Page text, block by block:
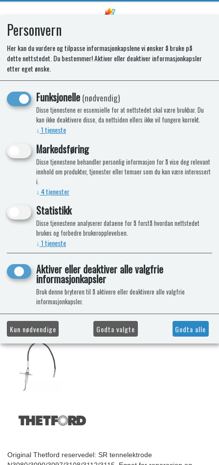
SR SPARK ELECTRODE
N3080/3090/3097/3108/3112/
Original Thetford reservedel: SR tennelektrode
Personvern
Her kan du vurdere og tilpasse informasjonkapslene vi ønsker å bruke på
dette nettstedet. Du bestemmer! Aktiver eller deaktiver informasjonkapsler
etter eget ønske.
Funksjonelle(nødvendig)
Disse tjenestene er essensielle for at nettstedet skal være brukbar. Du
kan ikke deaktivere disse, da nettsiden ellers ikke vil fungere korrekt.
↓ 1tjeneste
Markedsføring
Disse tjenestene behandler personlig informasjon for å vise deg relevant
innhold om produkter, tjenester eller temaer som du kan være interessert
i.
↓ 4tjenester
Statistikk
Disse tjenestene analyserer dataene for å forstå hvordan nettstedet
brukes og forbedre brukeropplevelsen.
↓ 1tjeneste
Aktiver eller deaktiver alle valgfrie
informasjonkapsler
Bruk denne bryteren til å aktivere eller deaktivere alle valgfrie
informasjonkapsler.
Kun nødvendige Godta valgte Godta alle